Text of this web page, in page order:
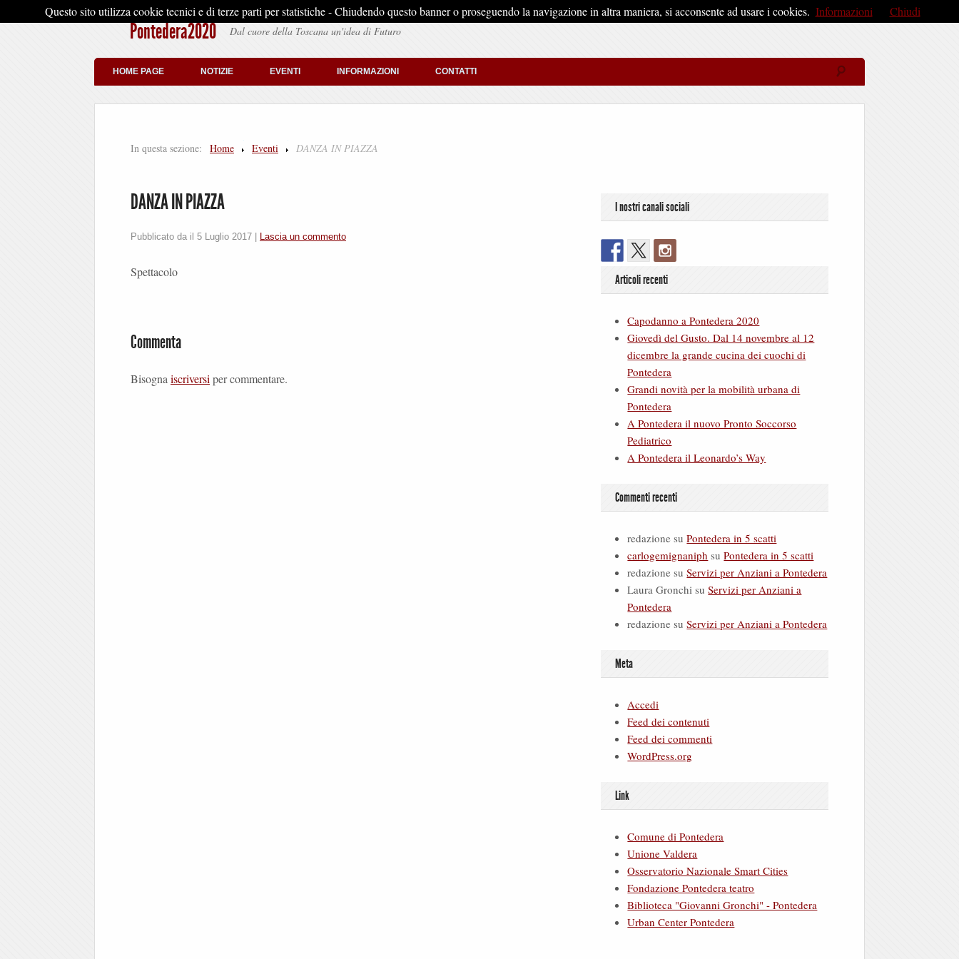
Pontedera2020 Dal cuore della Toscana un'idea di Futuro
HOME PAGE NOTIZIE EVENTI INFORMAZIONI CONTATTI
In questa sezione: Home Eventi DANZA IN PIAZZA
DANZA IN PIAZZA
Pubblicato da il 5 Luglio 2017 Lascia un commento
Spettacolo
Commenta
Bisognaiscriversiper commentare.
I nostri canali sociali
Articoli recenti
Capodanno a Pontedera 2020
Giovedì del Gusto. Dal 14 novembre al 12
dicembre la grande cucina dei cuochi di
Pontedera
Grandi novità per la mobilità urbana di
Pontedera
A Pontedera il nuovo Pronto Soccorso
Pediatrico
A Pontedera il Leonardo’s Way
Commenti recenti
redazione suPontedera in 5 scatti
carlogemignaniph suPontedera in 5 scatti
redazione suServizi per Anziani a Pontedera
Laura Gronchi suServizi per Anziani a
Pontedera
redazione suServizi per Anziani a Pontedera
Meta
Accedi
Feed dei contenuti
Feed dei commenti
WordPress.org
Link
Comune di Pontedera
Unione Valdera
Osservatorio Nazionale Smart Cities
Fondazione Pontedera teatro
Biblioteca "Giovanni Gronchi" - Pontedera
Urban Center Pontedera
Questo sito utilizza cookie tecnici e di terze parti per statistiche - Chiudendo questo banner o proseguendo la navigazione in altra maniera, si acconsente ad usare i cookies. Informazioni Chiudi